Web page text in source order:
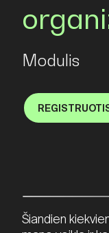
Modulis
Šiandien